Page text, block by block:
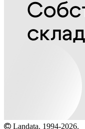
Landata. 1994-2026.